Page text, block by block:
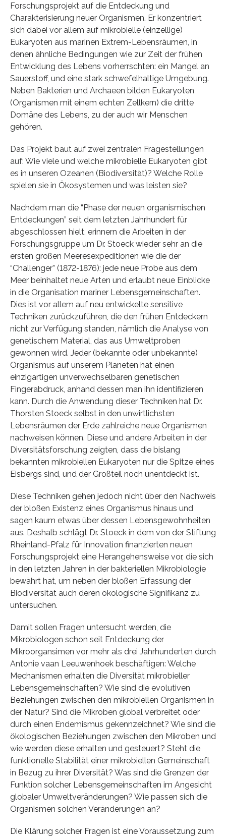
Forschungsprojekt auf die Entdeckung und
Charakterisierung neuer Organismen. Er konzentriert
sich dabei vor allem auf mikrobielle (einzellige)
Eukaryoten aus marinen Extrem-Lebensräumen, in
denen ähnliche Bedingungen wie zur Zeit der frühen
Entwicklung des Lebens vorherrschten: ein Mangel an
Sauerstoff, und eine stark schwefelhaltige Umgebung.
Neben Bakterien und Archaeen bilden Eukaryoten
(Organismen mit einem echten Zellkern) die dritte
Domäne des Lebens, zu der auch wir Menschen
gehören.
Das Projekt baut auf zwei zentralen Fragestellungen
auf: Wie viele und welche mikrobielle Eukaryoten gibt
es in unseren Ozeanen (Biodiversität)? Welche Rolle
spielen sie in Ökosystemen und was leisten sie?
Nachdem man die “Phase der neuen organismischen
Entdeckungen” seit dem letzten Jahrhundert für
abgeschlossen hielt, erinnern die Arbeiten in der
Forschungsgruppe um Dr. Stoeck wieder sehr an die
ersten großen Meeresexpeditionen wie die der
“Challenger” (1872-1876): jede neue Probe aus dem
Meer beinhaltet neue Arten und erlaubt neue Einblicke
in die Organisation mariner Lebensgemeinschaften.
Dies ist vor allem auf neu entwickelte sensitive
Techniken zurückzuführen, die den frühen Entdeckern
nicht zur Verfügung standen, nämlich die Analyse von
genetischem Material, das aus Umweltproben
gewonnen wird. Jeder (bekannte oder unbekannte)
Organismus auf unserem Planeten hat einen
einzigartigen unverwechselbaren genetischen
Fingerabdruck, anhand dessen man ihn identifizieren
kann. Durch die Anwendung dieser Techniken hat Dr.
Thorsten Stoeck selbst in den unwirtlichsten
Lebensräumen der Erde zahlreiche neue Organismen
nachweisen können. Diese und andere Arbeiten in der
Diversitätsforschung zeigten, dass die bislang
bekannten mikrobiellen Eukaryoten nur die Spitze eines
Eisbergs sind, und der Großteil noch unentdeckt ist.
Diese Techniken gehen jedoch nicht über den Nachweis
der bloßen Existenz eines Organismus hinaus und
sagen kaum etwas über dessen Lebensgewohnheiten
aus. Deshalb schlägt Dr. Stoeck in dem von der Stiftung
Rheinland-Pfalz für Innovation finanzierten neuen
Forschungsprojekt eine Herangehensweise vor, die sich
in den letzten Jahren in der bakteriellen Mikrobiologie
bewährt hat, um neben der bloßen Erfassung der
Biodiversität auch deren ökologische Signifikanz zu
untersuchen.
Damit sollen Fragen untersucht werden, die
Mikrobiologen schon seit Entdeckung der
Mikroorgansimen vor mehr als drei Jahrhunderten durch
Antonie vaan Leeuwenhoek beschäftigen: Welche
Mechanismen erhalten die Diversität mikrobieller
Lebensgemeinschaften? Wie sind die evolutiven
Beziehungen zwischen den mikrobiellen Organismen in
der Natur? Sind die Mikroben global verbreitet oder
durch einen Endemismus gekennzeichnet? Wie sind die
ökologischen Beziehungen zwischen den Mikroben und
wie werden diese erhalten und gesteuert? Steht die
funktionelle Stabilität einer mikrobiellen Gemeinschaft
in Bezug zu ihrer Diversität? Was sind die Grenzen der
Funktion solcher Lebensgemeinschaften im Angesicht
globaler Umweltveränderungen? Wie passen sich die
Organismen solchen Veränderungen an?
Die Klärung solcher Fragen ist eine Voraussetzung zum